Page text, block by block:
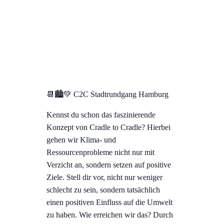
📆🏙💚 C2C Stadtrundgang Hamburg
Kennst du schon das faszinierende
Konzept von Cradle to Cradle? Hierbei
gehen wir Klima- und
Ressourcenprobleme nicht nur mit
Verzicht an, sondern setzen auf positive
Ziele. Stell dir vor, nicht nur weniger
schlecht zu sein, sondern tatsächlich
einen positiven Einfluss auf die Umwelt
zu haben. Wie erreichen wir das? Durch